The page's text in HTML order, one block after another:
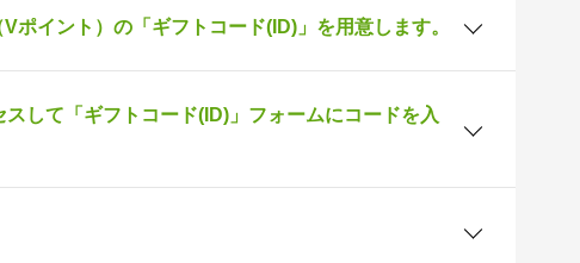
ポイント）の「ギフトコード(ID)」を用意します。
して「ギフトコード(ID)」フォームにコードを入